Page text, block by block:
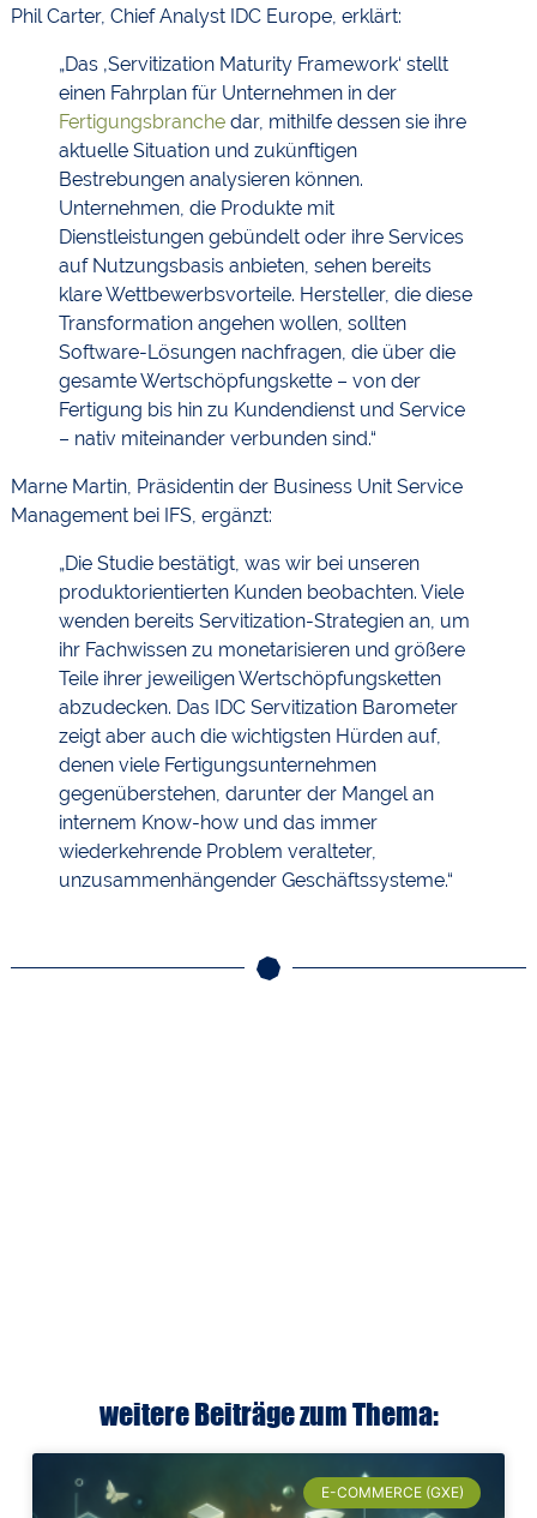
Phil Carter, Chief Analyst IDC Europe, erklärt:
„Das ‚Servitization Maturity Framework‘ stellt
einen Fahrplan für Unternehmen in der
Fertigungsbranchedar, mithilfe dessen sie ihre
aktuelle Situation und zukünftigen
Bestrebungen analysieren können.
Unternehmen, die Produkte mit
Dienstleistungen gebündelt oder ihre Services
auf Nutzungsbasis anbieten, sehen bereits
klare Wettbewerbsvorteile. Hersteller, die diese
Transformation angehen wollen, sollten
Software-Lösungen nachfragen, die über die
gesamte Wertschöpfungskette – von der
Fertigung bis hin zu Kundendienst und Service
– nativ miteinander verbunden sind.“
Marne Martin, Präsidentin der Business Unit Service
Management bei IFS, ergänzt:
„Die Studie bestätigt, was wir bei unseren
produktorientierten Kunden beobachten. Viele
wenden bereits Servitization-Strategien an, um
ihr Fachwissen zu monetarisieren und größere
Teile ihrer jeweiligen Wertschöpfungsketten
abzudecken. Das IDC Servitization Barometer
zeigt aber auch die wichtigsten Hürden auf,
denen viele Fertigungsunternehmen
gegenüberstehen, darunter der Mangel an
internem Know-how und das immer
wiederkehrende Problem veralteter,
unzusammenhängender Geschäftssysteme.“
weitere Beiträge zum Thema:
E-COMMERCE (GXE)